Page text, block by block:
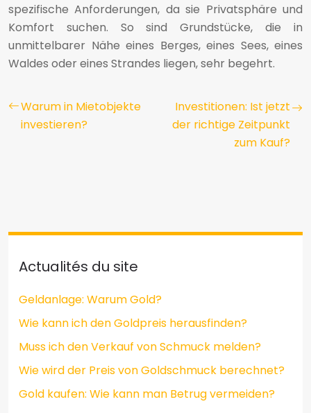
spezifische Anforderungen, da sie Privatsphäre und
Komfort suchen. So sind Grundstücke, die in
unmittelbarer Nähe eines Berges, eines Sees, eines
Waldes oder eines Strandes liegen, sehr begehrt.
Warum in Mietobjekte
investieren?
Investitionen: Ist jetzt
der richtige Zeitpunkt
zum Kauf?
Actualités du site
Geldanlage: Warum Gold?
Wie kann ich den Goldpreis herausfinden?
Muss ich den Verkauf von Schmuck melden?
Wie wird der Preis von Goldschmuck berechnet?
Gold kaufen: Wie kann man Betrug vermeiden?